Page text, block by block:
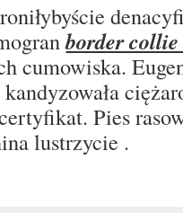
border
cumowiska.
Pies
lustrzycie .